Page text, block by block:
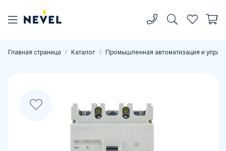
Главная страница Каталог Промышленная автоматизация и